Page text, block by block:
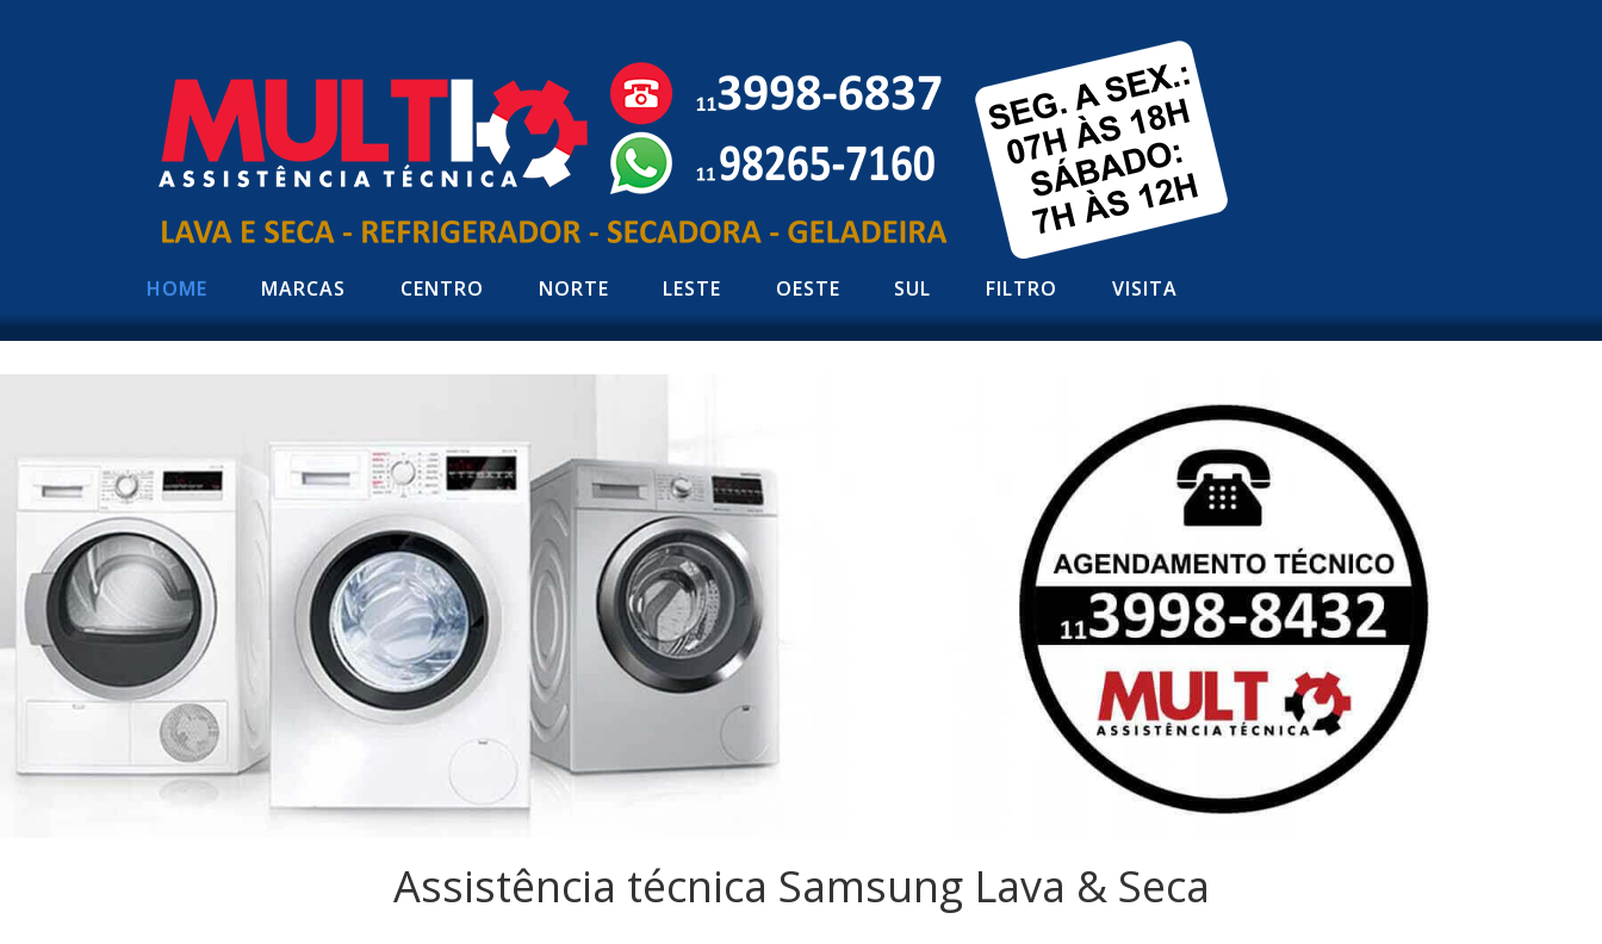
HOME MARCAS CENTRO NORTE LESTE OESTE SUL FILTRO VISITA
Assistência técnica Samsung Lava & Seca